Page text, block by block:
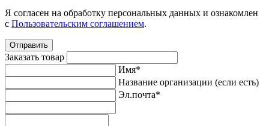
Я согласен на обработку персональных данных и ознакомлен
с Пользовательским соглашением.
Отправить
Заказать товар
Имя*
Название организации (если есть)
Эл.почта*